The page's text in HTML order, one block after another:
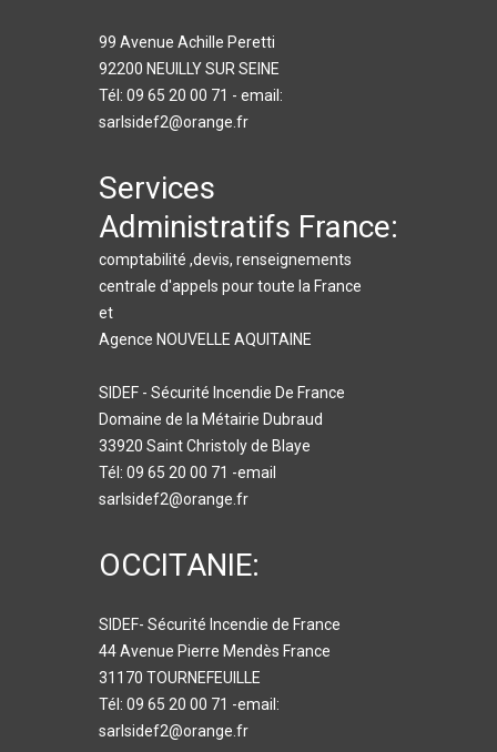
99 Avenue Achille Peretti
92200 NEUILLY SUR SEINE
Tél: 09 65 20 00 71 - email:
sarlsidef2@orange.fr
Services
Administratifs France:
comptabilité ,devis, renseignements
centrale d'appels pour toute la France
et
Agence NOUVELLE AQUITAINE
SIDEF - Sécurité Incendie De France
Domaine de la Métairie Dubraud
33920 Saint Christoly de Blaye
Tél: 09 65 20 00 71 -email
sarlsidef2@orange.fr
OCCITANIE:
SIDEF- Sécurité Incendie de France
44 Avenue Pierre Mendès France
31170 TOURNEFEUILLE
Tél: 09 65 20 00 71 -email:
sarlsidef2@orange.fr